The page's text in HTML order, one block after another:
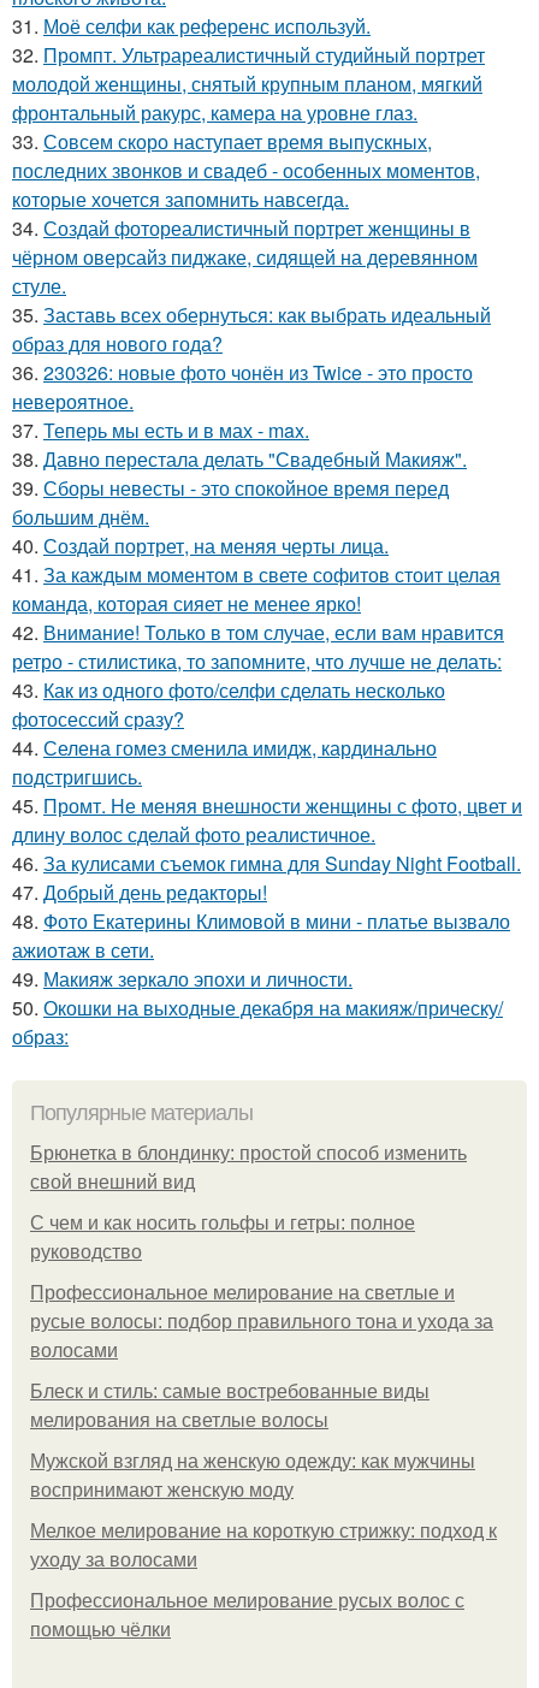
31. Моё селфи как референс используй.
32. Промпт. Ультрареалистичный студийный портрет
молодой женщины, снятый крупным планом, мягкий
фронтальный ракурс, камера на уровне глаз.
33. Совсем скоро наступает время выпускных,
последних звонков и свадеб - особенных моментов,
которые хочется запомнить навсегда.
34. Создай фотореалистичный портрет женщины в
чёрном оверсайз пиджаке, сидящей на деревянном
стуле.
35. Заставь всех обернуться: как выбрать идеальный
образ для нового года?
36. 230326: новые фото чонён из Twice - это просто
невероятное.
37. Теперь мы есть и в мах - max.
38. Давно перестала делать "Свадебный Макияж".
39. Сборы невесты - это спокойное время перед
большим днём.
40. Создай портрет, на меняя черты лица.
41. За каждым моментом в свете софитов стоит целая
команда, которая сияет не менее ярко!
42. Внимание! Только в том случае, если вам нравится
ретро - стилистика, то запомните, что лучше не делать:
43. Как из одного фото/селфи сделать несколько
фотосессий сразу?
44. Селена гомез сменила имидж, кардинально
подстригшись.
45. Промт. Не меняя внешности женщины с фото, цвет и
длину волос сделай фото реалистичное.
46. За кулисами съемок гимна для Sunday Night Football.
47. Добрый день редакторы!
48. Фото Екатерины Климовой в мини - платье вызвало
ажиотаж в сети.
49. Макияж зеркало эпохи и личности.
50. Окошки на выходные декабря на макияж/прическу/
образ:
Популярные материалы
Брюнетка в блондинку: простой способ изменить
свой внешний вид
С чем и как носить гольфы и гетры: полное
руководство
Профессиональное мелирование на светлые и
русые волосы: подбор правильного тона и ухода за
волосами
Блеск и стиль: самые востребованные виды
мелирования на светлые волосы
Мужской взгляд на женскую одежду: как мужчины
воспринимают женскую моду
Мелкое мелирование на короткую стрижку: подход к
уходу за волосами
Профессиональное мелирование русых волос с
помощью чёлки